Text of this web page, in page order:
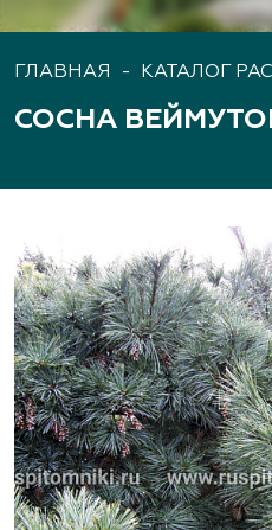
ГЛАВНАЯ - КАТАЛОГ
СОСНА